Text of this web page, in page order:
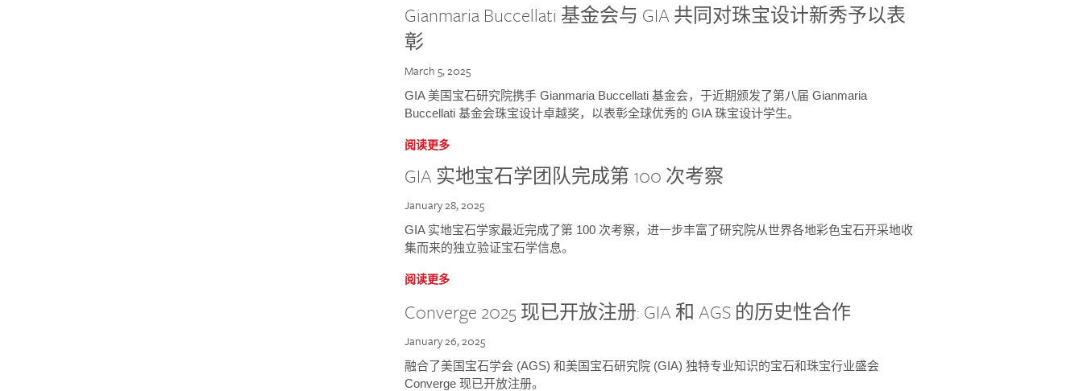
Gianmaria Buccellati 基金会与 GIA 共同对珠宝设计新秀予以表
彰
March 5, 2025
GIA 美国宝石研究院携手 Gianmaria Buccellati 基金会，于近期颁发了第八届 Gianmaria
Buccellati 基金会珠宝设计卓越奖，以表彰全球优秀的 GIA 珠宝设计学生。
阅读更多
GIA 实地宝石学团队完成第 100 次考察
January 28, 2025
GIA 实地宝石学家最近完成了第 100 次考察，进一步丰富了研究院从世界各地彩色宝石开采地收
集而来的独立验证宝石学信息。
阅读更多
Converge 2025 现已开放注册: GIA 和 AGS 的历史性合作
January 26, 2025
融合了美国宝石学会 (AGS) 和美国宝石研究院 (GIA) 独特专业知识的宝石和珠宝行业盛会
Converge 现已开放注册。